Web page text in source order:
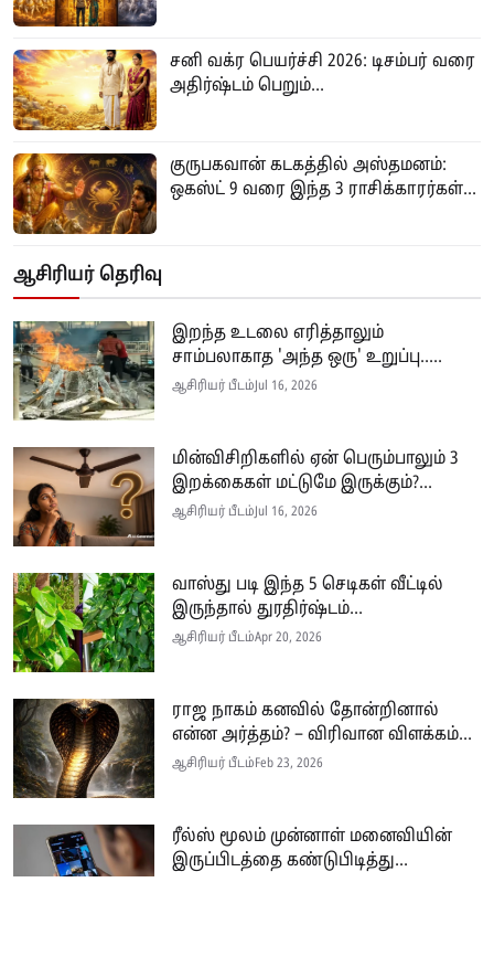
சனி வக்ர பெயர்ச்சி 2026: டிசம்பர் வரை
அதிர்ஷ்டம் பெறும்...
குருபகவான் கடகத்தில் அஸ்தமனம்:
ஒகஸ்ட் 9 வரை இந்த 3 ராசிக்காரர்கள்...
ஆசிரியர் தெரிவு
இறந்த உடலை எரித்தாலும்
சாம்பலாகாத 'அந்த ஒரு' உறுப்பு.....
ஆசிரியர் பீடம்Jul 16, 2026
மின்விசிறிகளில் ஏன் பெரும்பாலும் 3
இறக்கைகள் மட்டுமே இருக்கும்?...
ஆசிரியர் பீடம்Jul 16, 2026
வாஸ்து படி இந்த 5 செடிகள் வீட்டில்
இருந்தால் துரதிர்ஷ்டம்...
ஆசிரியர் பீடம்Apr 20, 2026
ராஜ நாகம் கனவில் தோன்றினால்
என்ன அர்த்தம்? – விரிவான விளக்கம்...
ஆசிரியர் பீடம்Feb 23, 2026
ரீல்ஸ் மூலம் முன்னாள் மனைவியின்
இருப்பிடத்தை கண்டுபிடித்து...